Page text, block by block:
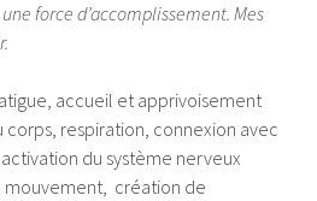
force d’accomplissement. Mes
accueil et apprivoisement
respiration, connexion avec
du système nerveux
mouvement, création de